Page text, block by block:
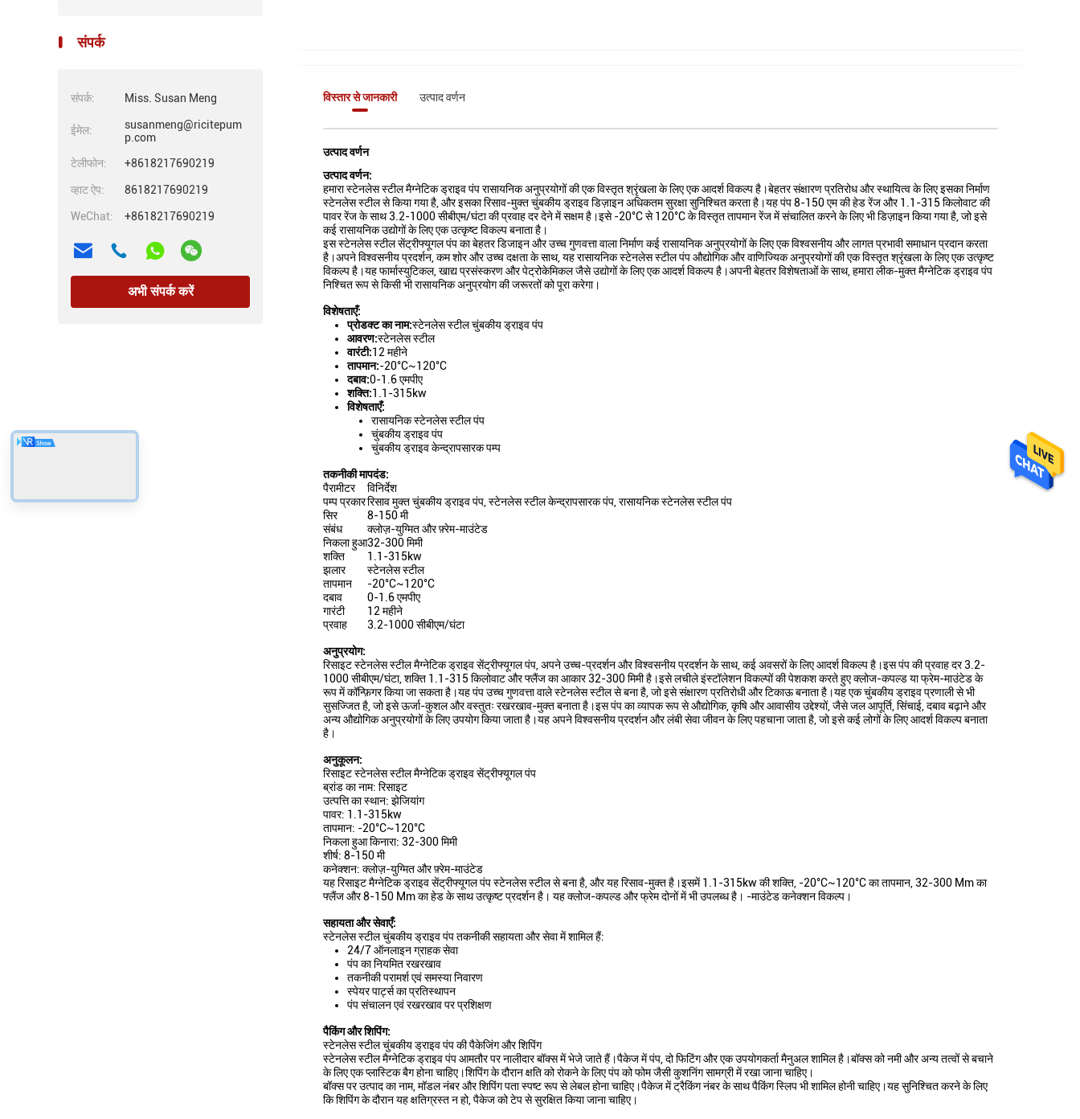
संपर्क
संपर्क: Miss. Susan Meng
ईमेल:
susanmeng@ricitepum
p.com
टेलीफोन:
+8618217690219
व्हाट ऐप: 8618217690219
WeChat: +8618217690219
अभी संपर्क करें
विस्तार से जानकारी उत्पाद वर्णन
उत्पाद वर्णन
उत्पाद वर्णन:
हमारा स्टेनलेस स्टील मैग्नेटिक ड्राइव पंप रासायनिक अनुप्रयोगों की एक विस्तृत श्रृंखला के लिए एक आदर्श विकल्प है।बेहतर संक्षारण प्रतिरोध और स्थायित्व के लिए इसका निर्माण
स्टेनलेस स्टील से किया गया है, और इसका रिसाव-मुक्त चुंबकीय ड्राइव डिज़ाइन अधिकतम सुरक्षा सुनिश्चित करता है।यह पंप 8-150 एम की हेड रेंज और 1.1-315 किलोवाट की
पावर रेंज के साथ 3.2-1000 सीबीएम/घंटा की प्रवाह दर देने में सक्षम है।इसे -20°C से 120°C के विस्तृत तापमान रेंज में संचालित करने के लिए भी डिज़ाइन किया गया है, जो इसे
कई रासायनिक उद्योगों के लिए एक उत्कृष्ट विकल्प बनाता है।
इस स्टेनलेस स्टील सेंट्रीफ्यूगल पंप का बेहतर डिजाइन और उच्च गुणवत्ता वाला निर्माण कई रासायनिक अनुप्रयोगों के लिए एक विश्वसनीय और लागत प्रभावी समाधान प्रदान करता
है।अपने विश्वसनीय प्रदर्शन, कम शोर और उच्च दक्षता के साथ, यह रासायनिक स्टेनलेस स्टील पंप औद्योगिक और वाणिज्यिक अनुप्रयोगों की एक विस्तृत श्रृंखला के लिए एक उत्कृष्ट
विकल्प है।यह फार्मास्युटिकल, खाद्य प्रसंस्करण और पेट्रोकेमिकल जैसे उद्योगों के लिए एक आदर्श विकल्प है।अपनी बेहतर विशेषताओं के साथ, हमारा लीक-मुक्त मैग्नेटिक ड्राइव पंप
निश्चित रूप से किसी भी रासायनिक अनुप्रयोग की जरूरतों को पूरा करेगा।
विशेषताएँ:
प्रोडक्ट का नाम:स्टेनलेस स्टील चुंबकीय ड्राइव पंप
आवरण:स्टेनलेस स्टील
वारंटी:12 महीने
तापमान:-20°C~120°C
दबाव:0-1.6 एमपीए
शक्ति:1.1-315kw
विशेषताएँ:
रासायनिक स्टेनलेस स्टील पंप
चुंबकीय ड्राइव पंप
चुंबकीय ड्राइव केन्द्रापसारक पम्प
तकनीकी मापदंड:
पैरामीटर
विनिर्देश
पम्प प्रकाररिसाव मुक्त चुंबकीय ड्राइव पंप, स्टेनलेस स्टील केन्द्रापसारक पंप, रासायनिक स्टेनलेस स्टील पंप
सिर
8-150 मी
संबंध
क्लोज़-युग्मित और फ़्रेम-माउंटेड
निकला हुआ32-300 मिमी
शक्ति
1.1-315kw
झलार
स्टेनलेस स्टील
तापमान
-20°C~120°C
दबाव
0-1.6 एमपीए
गारंटी
12 महीने
प्रवाह
3.2-1000 सीबीएम/घंटा
अनुप्रयोग:
रिसाइट स्टेनलेस स्टील मैग्नेटिक ड्राइव सेंट्रीफ्यूगल पंप, अपने उच्च-प्रदर्शन और विश्वसनीय प्रदर्शन के साथ, कई अवसरों के लिए आदर्श विकल्प है।इस पंप की प्रवाह दर 3.2-
1000 सीबीएम/घंटा, शक्ति 1.1-315 किलोवाट और फ्लैंज का आकार 32-300 मिमी है।इसे लचीले इंस्टॉलेशन विकल्पों की पेशकश करते हुए क्लोज-कपल्ड या फ्रेम-माउंटेड के
रूप में कॉन्फ़िगर किया जा सकता है।यह पंप उच्च गुणवत्ता वाले स्टेनलेस स्टील से बना है, जो इसे संक्षारण प्रतिरोधी और टिकाऊ बनाता है।यह एक चुंबकीय ड्राइव प्रणाली से भी
सुसज्जित है, जो इसे ऊर्जा-कुशल और वस्तुतः रखरखाव-मुक्त बनाता है।इस पंप का व्यापक रूप से औद्योगिक, कृषि और आवासीय उद्देश्यों, जैसे जल आपूर्ति, सिंचाई, दबाव बढ़ाने और
अन्य औद्योगिक अनुप्रयोगों के लिए उपयोग किया जाता है।यह अपने विश्वसनीय प्रदर्शन और लंबी सेवा जीवन के लिए पहचाना जाता है, जो इसे कई लोगों के लिए आदर्श विकल्प बनाता
है।
अनुकूलन:
रिसाइट स्टेनलेस स्टील मैग्नेटिक ड्राइव सेंट्रीफ्यूगल पंप
ब्रांड का नाम: रिसाइट
उत्पत्ति का स्थान: झेजियांग
पावर: 1.1-315kw
तापमान: -20°C~120°C
निकला हुआ किनारा: 32-300 मिमी
शीर्ष: 8-150 मी
कनेक्शन: क्लोज़-युग्मित और फ़्रेम-माउंटेड
यह रिसाइट मैग्नेटिक ड्राइव सेंट्रीफ्यूगल पंप स्टेनलेस स्टील से बना है, और यह रिसाव-मुक्त है।इसमें 1.1-315kw की शक्ति, -20°C~120°C का तापमान, 32-300 Mm का
फ्लैंज और 8-150 Mm का हेड के साथ उत्कृष्ट प्रदर्शन है। यह क्लोज-कपल्ड और फ्रेम दोनों में भी उपलब्ध है। -माउंटेड कनेक्शन विकल्प।
सहायता और सेवाएँ:
स्टेनलेस स्टील चुंबकीय ड्राइव पंप तकनीकी सहायता और सेवा में शामिल हैं:
24/7 ऑनलाइन ग्राहक सेवा
पंप का नियमित रखरखाव
तकनीकी परामर्श एवं समस्या निवारण
स्पेयर पार्ट्स का प्रतिस्थापन
पंप संचालन एवं रखरखाव पर प्रशिक्षण
पैकिंग और शिपिंग:
स्टेनलेस स्टील चुंबकीय ड्राइव पंप की पैकेजिंग और शिपिंग
स्टेनलेस स्टील मैग्नेटिक ड्राइव पंप आमतौर पर नालीदार बॉक्स में भेजे जाते हैं।पैकेज में पंप, दो फिटिंग और एक उपयोगकर्ता मैनुअल शामिल है।बॉक्स को नमी और अन्य तत्वों से बचाने
के लिए एक प्लास्टिक बैग होना चाहिए।शिपिंग के दौरान क्षति को रोकने के लिए पंप को फोम जैसी कुशनिंग सामग्री में रखा जाना चाहिए।
बॉक्स पर उत्पाद का नाम, मॉडल नंबर और शिपिंग पता स्पष्ट रूप से लेबल होना चाहिए।पैकेज में ट्रैकिंग नंबर के साथ पैकिंग स्लिप भी शामिल होनी चाहिए।यह सुनिश्चित करने के लिए
कि शिपिंग के दौरान यह क्षतिग्रस्त न हो, पैकेज को टेप से सुरक्षित किया जाना चाहिए।